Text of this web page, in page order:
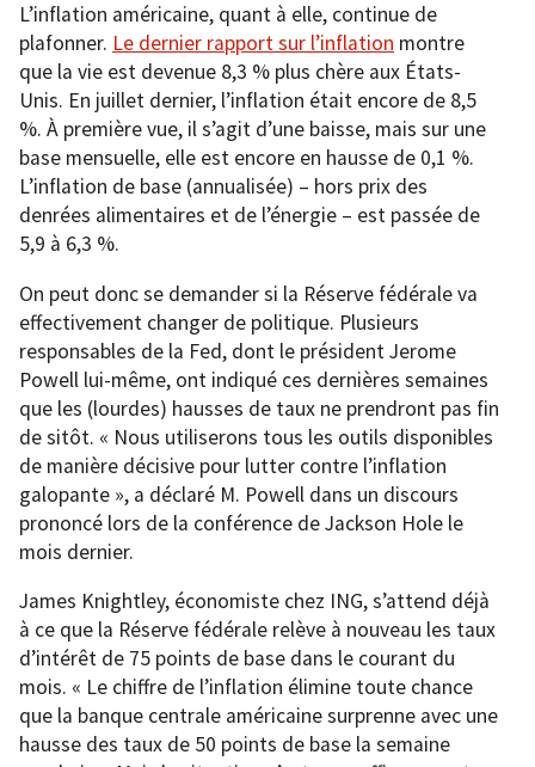
L’inflation américaine, quant à elle, continue de
plafonner. Le dernier rapport sur l’inflation montre
que la vie est devenue 8,3 % plus chère aux États-
Unis. En juillet dernier, l’inflation était encore de 8,5
%. À première vue, il s’agit d’une baisse, mais sur une
base mensuelle, elle est encore en hausse de 0,1 %.
L’inflation de base (annualisée) – hors prix des
denrées alimentaires et de l’énergie – est passée de
5,9 à 6,3 %.
On peut donc se demander si la Réserve fédérale va
effectivement changer de politique. Plusieurs
responsables de la Fed, dont le président Jerome
Powell lui-même, ont indiqué ces dernières semaines
que les (lourdes) hausses de taux ne prendront pas fin
de sitôt. « Nous utiliserons tous les outils disponibles
de manière décisive pour lutter contre l’inflation
galopante », a déclaré M. Powell dans un discours
prononcé lors de la conférence de Jackson Hole le
mois dernier.
James Knightley, économiste chez ING, s’attend déjà
à ce que la Réserve fédérale relève à nouveau les taux
d’intérêt de 75 points de base dans le courant du
mois. « Le chiffre de l’inflation élimine toute chance
que la banque centrale américaine surprenne avec une
hausse des taux de 50 points de base la semaine